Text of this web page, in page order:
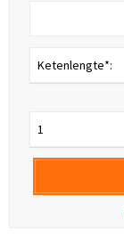
Ketenlengte*:
1